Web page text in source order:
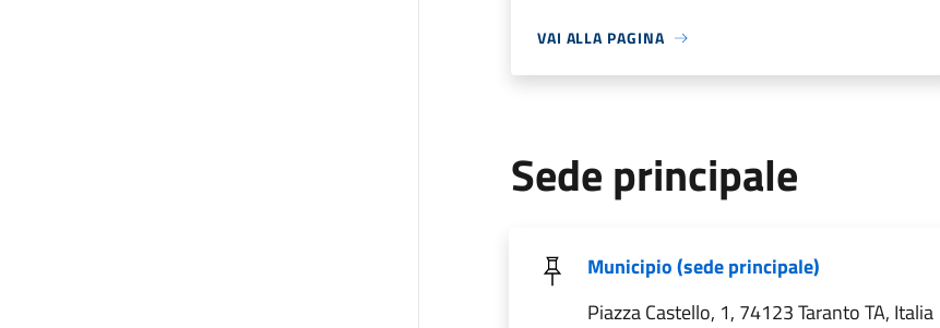
VAI ALLA PAGINA
Sede principale
Municipio (sede principale)
Piazza Castello, 1, 74123 Taranto TA, Italia